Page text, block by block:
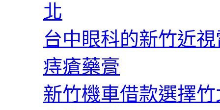
北
台中眼科的新竹近
痔瘡藥膏
新竹機車借款選擇